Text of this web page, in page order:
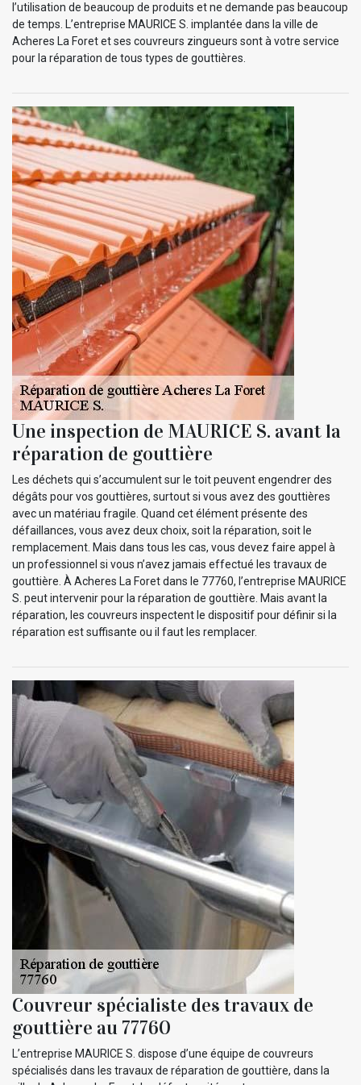
l’utilisation de beaucoup de produits et ne demande pas beaucoup
de temps. L’entreprise MAURICE S. implantée dans la ville de
Acheres La Foret et ses couvreurs zingueurs sont à votre service
pour la réparation de tous types de gouttières.
Une inspection de MAURICE S. avant la
réparation de gouttière
Les déchets qui s’accumulent sur le toit peuvent engendrer des
dégâts pour vos gouttières, surtout si vous avez des gouttières
avec un matériau fragile. Quand cet élément présente des
défaillances, vous avez deux choix, soit la réparation, soit le
remplacement. Mais dans tous les cas, vous devez faire appel à
un professionnel si vous n’avez jamais effectué les travaux de
gouttière. À Acheres La Foret dans le 77760, l’entreprise MAURICE
S. peut intervenir pour la réparation de gouttière. Mais avant la
réparation, les couvreurs inspectent le dispositif pour définir si la
réparation est suffisante ou il faut les remplacer.
Couvreur spécialiste des travaux de
gouttière au 77760
L’entreprise MAURICE S. dispose d’une équipe de couvreurs
spécialisés dans les travaux de réparation de gouttière, dans la